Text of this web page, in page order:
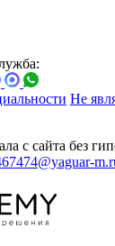
Не
с сайта без